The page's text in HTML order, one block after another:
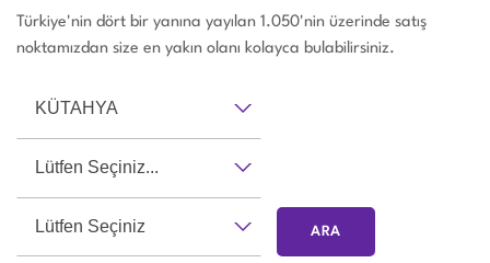
Türkiye'nin dört bir yanına yayılan 1.050'nin üzerinde satış
noktamızdan size en yakın olanı kolayca bulabilirsiniz.
KÜTAHYA
Lütfen Seçiniz...
Lütfen Seçiniz